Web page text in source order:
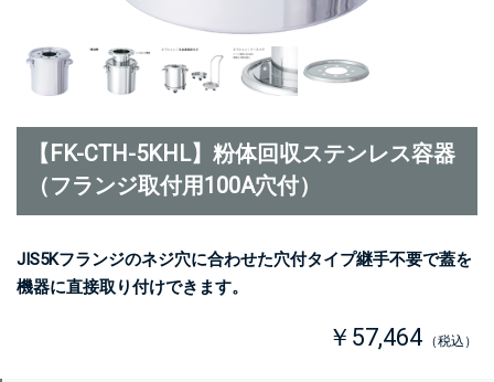
【FK-CTH-5KHL】粉体回収ステンレス容器
（フランジ取付用100A穴付）
JIS5Kフランジのネジ穴に合わせた穴付タイプ継手不要で蓋を
機器に直接取り付けできます。
￥57,464 （税込）